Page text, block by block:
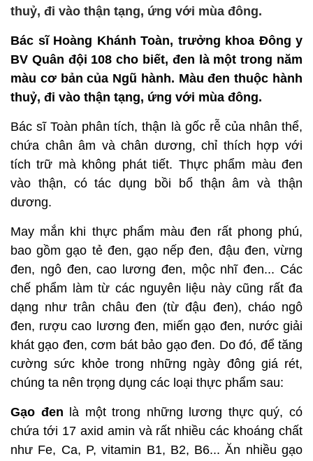
thuỷ, đi vào thận tạng, ứng với mùa đông.
Bác sĩ Hoàng Khánh Toàn, trưởng khoa Đông y
BV Quân đội 108 cho biết, đen là một trong năm
màu cơ bản của Ngũ hành. Màu đen thuộc hành
thuỷ, đi vào thận tạng, ứng với mùa đông.
Bác sĩ Toàn phân tích, thận là gốc rễ của nhân thể,
chứa chân âm và chân dương, chỉ thích hợp với
tích trữ mà không phát tiết. Thực phẩm màu đen
vào thận, có tác dụng bồi bổ thận âm và thận
dương.
May mắn khi thực phẩm màu đen rất phong phú,
bao gồm gạo tẻ đen, gạo nếp đen, đậu đen, vừng
đen, ngô đen, cao lương đen, mộc nhĩ đen... Các
chế phẩm làm từ các nguyên liệu này cũng rất đa
dạng như trân châu đen (từ đậu đen), cháo ngô
đen, rượu cao lương đen, miến gạo đen, nước giải
khát gạo đen, cơm bát bảo gạo đen. Do đó, để tăng
cường sức khỏe trong những ngày đông giá rét,
chúng ta nên trọng dụng các loại thực phẩm sau:
Gạo đen là một trong những lương thực quý, có
chứa tới 17 axid amin và rất nhiều các khoáng chất
như Fe, Ca, P, vitamin B1, B2, B6... Ăn nhiều gạo